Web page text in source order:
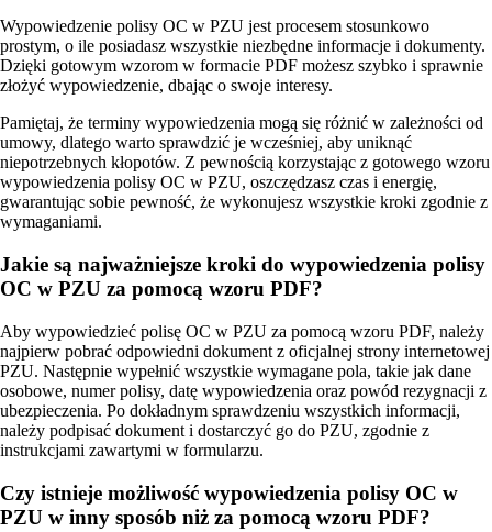
Wypowiedzenie polisy OC w PZU jest procesem stosunkowo
prostym, o ile posiadasz wszystkie niezbędne informacje i dokumenty.
Dzięki gotowym wzorom w formacie PDF możesz szybko i sprawnie
złożyć wypowiedzenie, dbając o swoje interesy.
Pamiętaj, że terminy wypowiedzenia mogą się różnić w zależności od
umowy, dlatego warto sprawdzić je wcześniej, aby uniknąć
niepotrzebnych kłopotów. Z pewnością korzystając z gotowego wzoru
wypowiedzenia polisy OC w PZU, oszczędzasz czas i energię,
gwarantując sobie pewność, że wykonujesz wszystkie kroki zgodnie z
wymaganiami.
Jakie są najważniejsze kroki do wypowiedzenia polisy
OC w PZU za pomocą wzoru PDF?
Aby wypowiedzieć polisę OC w PZU za pomocą wzoru PDF, należy
najpierw pobrać odpowiedni dokument z oficjalnej strony internetowej
PZU. Następnie wypełnić wszystkie wymagane pola, takie jak dane
osobowe, numer polisy, datę wypowiedzenia oraz powód rezygnacji z
ubezpieczenia. Po dokładnym sprawdzeniu wszystkich informacji,
należy podpisać dokument i dostarczyć go do PZU, zgodnie z
instrukcjami zawartymi w formularzu.
Czy istnieje możliwość wypowiedzenia polisy OC w
PZU w inny sposób niż za pomocą wzoru PDF?